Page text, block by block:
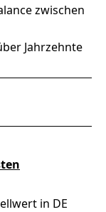
zwischen
Jahrzehnte
in DE